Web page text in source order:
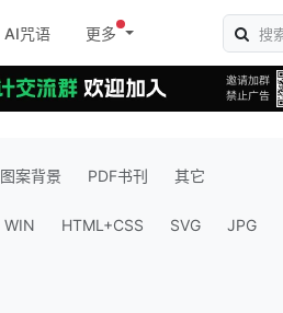
AI咒语
更多
图案背景 PDF书刊 其它
WIN HTML+CSS SVG JPG